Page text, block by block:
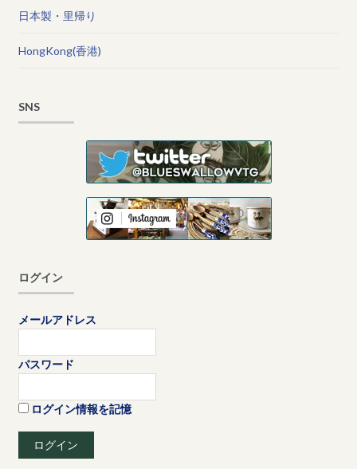
日本製・里帰り
HongKong(香港)
SNS
ログイン
メールアドレス
パスワード
ログイン情報を記憶